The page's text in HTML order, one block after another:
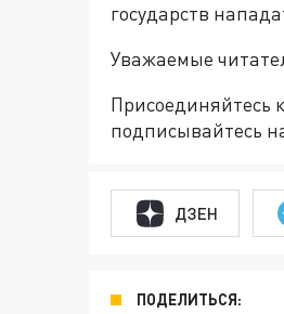
государств
Уважаемые
Присоединяйтесь
подписывайтесь
ДЗЕН
ПОДЕЛИТЬСЯ: